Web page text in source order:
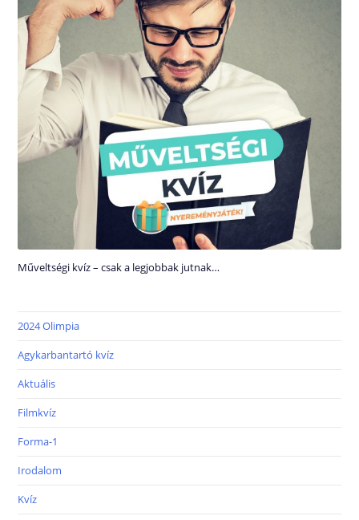
Műveltségi kvíz – csak a legjobbak jutnak…
2024 Olimpia
Agykarbantartó kvíz
Aktuális
Filmkvíz
Forma-1
Irodalom
Kvíz